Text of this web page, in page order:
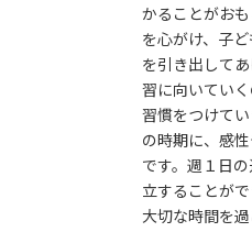
かることがお
を心がけ、子
を引き出して
習に向いてい
習慣をつけて
の時期に、感
です。週１日
立することが
大切な時間を過